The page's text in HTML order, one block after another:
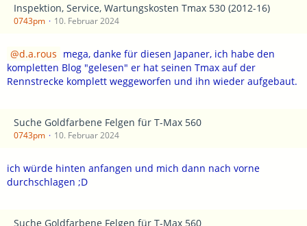
Inspektion, Service, Wartungskosten Tmax 530 (2012-16)
0743pm 10. Februar 2024
d.a.rous mega, danke für diesen Japaner, ich habe den
kompletten Blog "gelesen" er hat seinen Tmax auf der
Rennstrecke komplett weggeworfen und ihn wieder aufgebaut.
Suche Goldfarbene Felgen für T-Max 560
0743pm 10. Februar 2024
ich würde hinten anfangen und mich dann nach vorne
durchschlagen ;D
Suche Goldfarbene Felgen für T-Max 560